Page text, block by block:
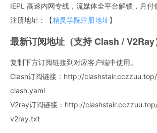
IEPL 高速内网专线，流媒体全平台解锁，月付
注册地址：【精灵学院注册地址】
最新订阅地址（支持 Clash / V2Ray
复制下方订阅链接到对应客户端中使用。
Clash订阅链接：http://
clash.yaml
V2ray订阅链接：http://
v2ray.txt